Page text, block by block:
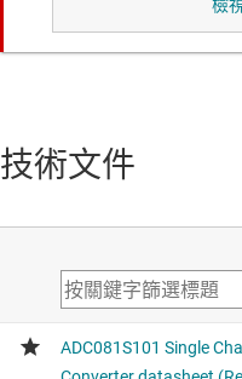
Higher resolution (10-bit)
功能相同，但針腳輸
Higher channel count
技術文件